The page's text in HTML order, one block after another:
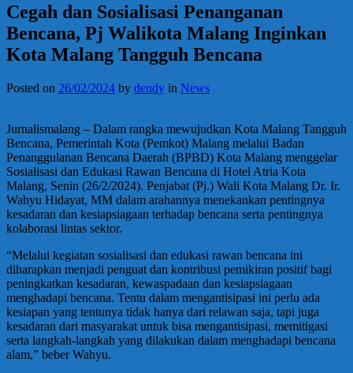
Cegah dan Sosialisasi Penanganan
Bencana, Pj Walikota Malang Inginkan
Kota Malang Tangguh Bencana
Posted on 26/02/2024 by dendy in News
Jurnalismalang – Dalam rangka mewujudkan Kota Malang Tangguh
Bencana, Pemerintah Kota (Pemkot) Malang melalui Badan
Penanggulanan Bencana Daerah (BPBD) Kota Malang menggelar
Sosialisasi dan Edukasi Rawan Bencana di Hotel Atria Kota
Malang, Senin (26/2/2024). Penjabat (Pj.) Wali Kota Malang Dr. Ir.
Wahyu Hidayat, MM dalam arahannya menekankan pentingnya
kesadaran dan kesiapsiagaan terhadap bencana serta pentingnya
kolaborasi lintas sektor.
“Melalui kegiatan sosialisasi dan edukasi rawan bencana ini
diharapkan menjadi penguat dan kontribusi pemikiran positif bagi
peningkatkan kesadaran, kewaspadaan dan kesiapsiagaan
menghadapi bencana. Tentu dalam mengantisipasi ini perlu ada
kesiapan yang tentunya tidak hanya dari relawan saja, tapi juga
kesadaran dari masyarakat untuk bisa mengantisipasi, memitigasi
serta langkah-langkah yang dilakukan dalam menghadapi bencana
alam,” beber Wahyu.